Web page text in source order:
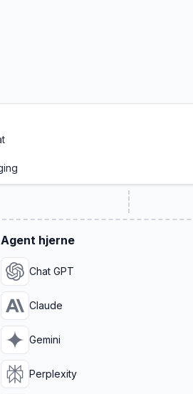
Agent hjerne
Chat GPT
Claude
Gemini
Perplexity